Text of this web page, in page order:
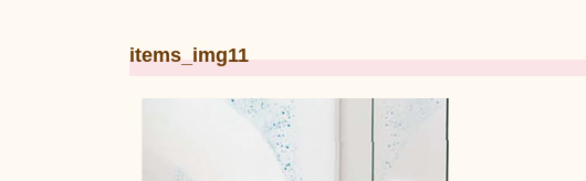
items_img11